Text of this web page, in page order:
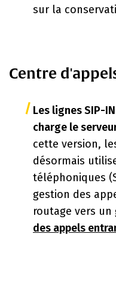
sur la
Centre
Les lignes SIP-
charge le
cette version,
désormais
téléphoniques
gestion des
routage vers un
des appels